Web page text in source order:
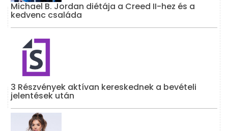
Michael B. Jordan diétája a Creed II-hez és a
kedvenc családa
3 Részvények aktívan kereskednek a bevételi
jelentések után